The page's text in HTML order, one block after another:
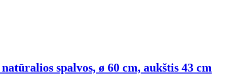
natūralios spalvos, ø 60 cm, aukštis 43 cm